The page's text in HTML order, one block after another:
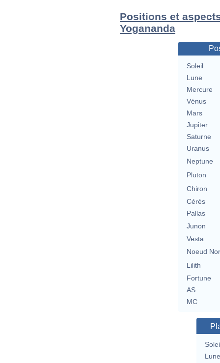
Positions et
Yogananda
Soleil
Lune
Mercure
Vénus
Mars
Jupiter
Saturne
Uranus
Neptune
Pluton
Chiron
Cérès
Pallas
Junon
Vesta
Noeud
Lilith
Fortune
AS
MC
Lune